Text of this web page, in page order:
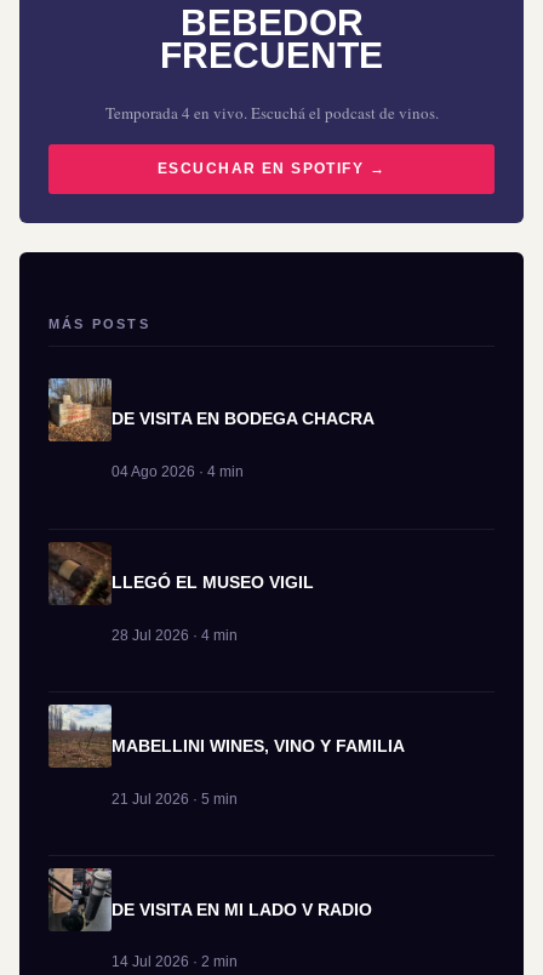
BEBEDOR
FRECUENTE
Temporada 4 en vivo. Escuchá el podcast de vinos.
ESCUCHAR EN SPOTIFY →
MÁS POSTS
DE VISITA EN BODEGA CHACRA
04 Ago 2026 · 4 min
LLEGÓ EL MUSEO VIGIL
28 Jul 2026 · 4 min
MABELLINI WINES, VINO Y FAMILIA
21 Jul 2026 · 5 min
DE VISITA EN MI LADO V RADIO
14 Jul 2026 · 2 min